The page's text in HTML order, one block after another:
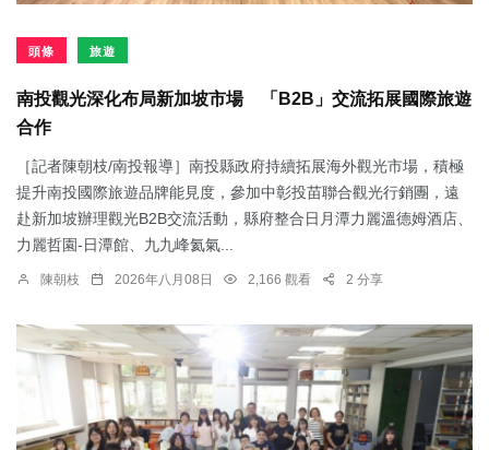
頭條 旅遊
南投觀光深化布局新加坡市場 「B2B」交流拓展國際旅遊
合作
［記者陳朝枝/南投報導］南投縣政府持續拓展海外觀光市場，積極
提升南投國際旅遊品牌能見度，參加中彰投苗聯合觀光行銷團，遠
赴新加坡辦理觀光B2B交流活動，縣府整合日月潭力麗溫德姆酒店、
力麗哲園-日潭館、九九峰氦氣...
陳朝枝 2026年八月08日 2,166 觀看 2 分享